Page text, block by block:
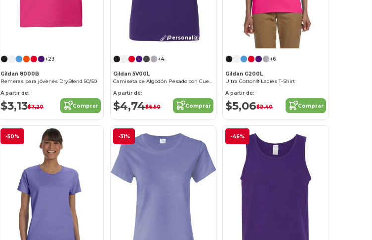
+23
Gildan 8000B
Remeras para jóvenes DryBlend 50/50
A partir de:
$3,13$7,20 Comprar
¡Personalízalo!
+4
Gildan 5V00L
Camiseta de Algodón Pesado con Cuello en V para Mujer
A partir de:
$4,74$6,50 Comprar
+6
Gildan G200L
Ultra Cotton® Ladies T-Shirt
A partir de:
$5,06$9,40 Comprar
-50% -31% -46%